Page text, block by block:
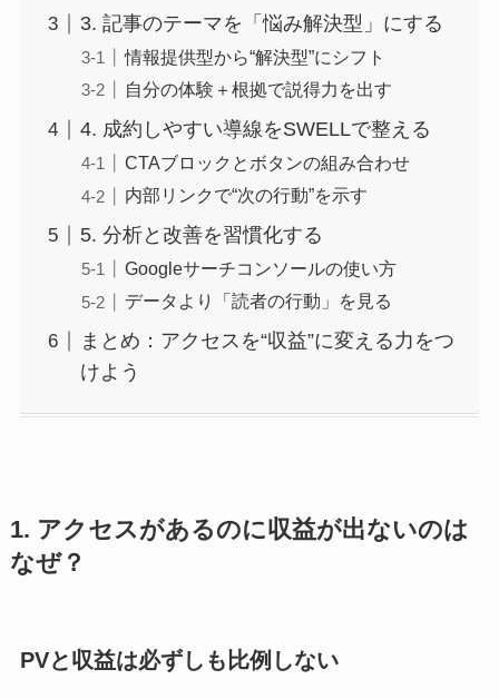
3. 記事のテーマを「悩み解決型」にする
情報提供型から“解決型”にシフト
自分の体験＋根拠で説得力を出す
4. 成約しやすい導線をSWELLで整える
CTAブロックとボタンの組み合わせ
内部リンクで“次の行動”を示す
5. 分析と改善を習慣化する
Googleサーチコンソールの使い方
データより「読者の行動」を見る
まとめ：アクセスを“収益”に変える力をつ
けよう
1. アクセスがあるのに収益が出ないのは
なぜ？
PVと収益は必ずしも比例しない